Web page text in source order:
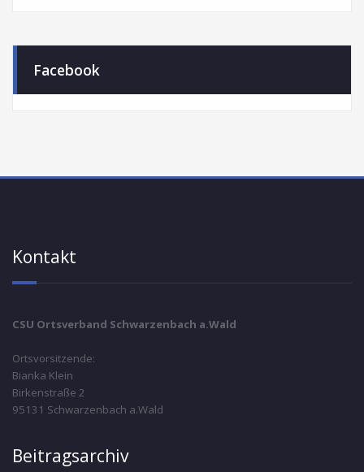
Facebook
Kontakt
CSU Ortsverband Schwarzenbach a.Wald
Ortsvorsitzende:
Bianka Klein
Birkenstraße 2
95131 Schwarzenbach a.Wald
Beitragsarchiv